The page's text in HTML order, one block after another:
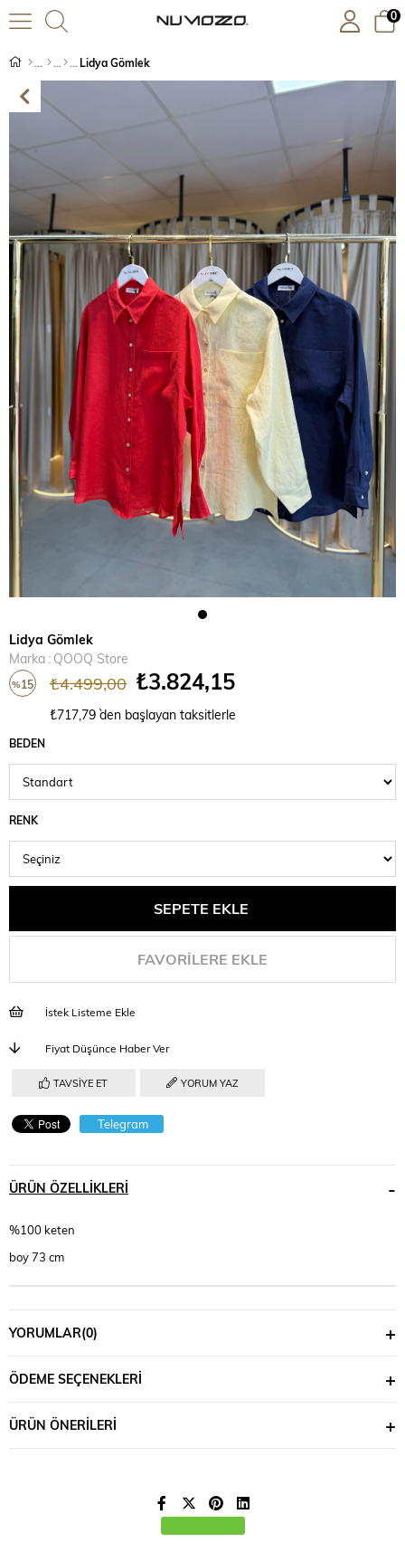
0
Lidya Gömlek
Lidya Gömlek
Marka : QOOQ Store
%15 ₺4.499,00 ₺3.824,15
₺717,79 `den başlayan taksitlerle
BEDEN
RENK
FAVORILERE EKLE
İstek Listeme Ekle
Fiyat Düşünce Haber Ver
TAVSIYE ET YORUM YAZ
Telegram
ÜRÜN ÖZELLIKLERI
%100 keten
boy 73 cm
YORUMLAR(0)
ÖDEME SEÇENEKLERI
ÜRÜN ÖNERILERI